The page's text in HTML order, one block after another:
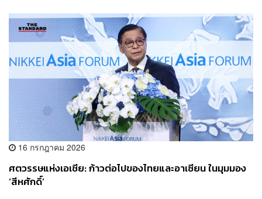
16 กรกฎาคม 2026
ศตวรรษแห่งเอเชีย: ก้าวต่อไปของไทยและอาเซียน ในมุมมอง
‘สีหศักดิ์’